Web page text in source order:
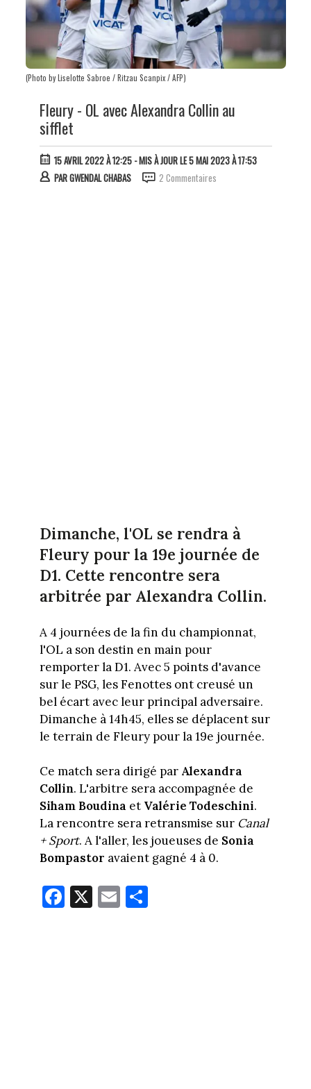
(Photo by Liselotte Sabroe / Ritzau Scanpix / AFP)
Fleury - OL avec Alexandra Collin au
sifflet
15 AVRIL 2022 À 12:25- MIS À JOUR LE 5 MAI 2023 À 17:53
PARGWENDAL CHABAS 2 Commentaires
Dimanche, l'OL se rendra à
Fleury pour la 19e journée de
D1. Cette rencontre sera
arbitrée par Alexandra Collin.
A 4 journées de la fin du championnat,
l'OL a son destin en main pour
remporter la D1. Avec 5 points d'avance
sur le PSG, les Fenottes ont creusé un
bel écart avec leur principal adversaire.
Dimanche à 14h45, elles se déplacent sur
le terrain de Fleury pour la 19e journée.
Ce match sera dirigé par Alexandra
Collin. L'arbitre sera accompagnée de
Siham Boudina et Valérie Todeschini.
La rencontre sera retransmise surCanal
+ Sport. A l'aller, les joueuses de Sonia
Bompastor avaient gagné 4 à 0.
Fa
ce
X E
m
Pa
rt